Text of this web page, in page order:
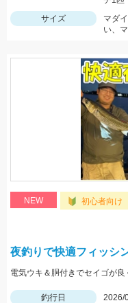
サイズ
マダ
い、
NEW 初心者向け
夜釣りで快適フィッ
釣行日
2026/